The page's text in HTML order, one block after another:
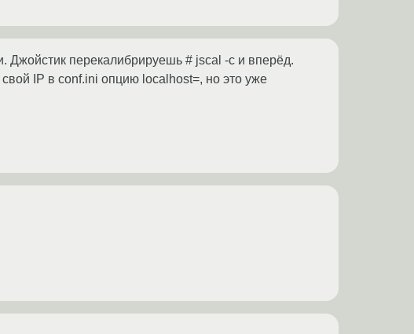
Джойстик перекалибрируешь # jscal -c и вперёд.
IP в conf.ini опцию localhost=, но это уже